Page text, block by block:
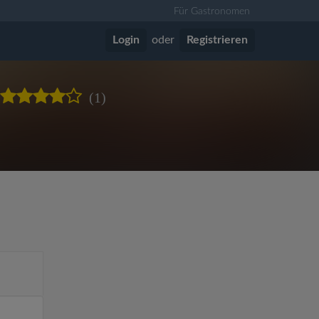
Für Gastronomen
Login oder Registrieren
(1)